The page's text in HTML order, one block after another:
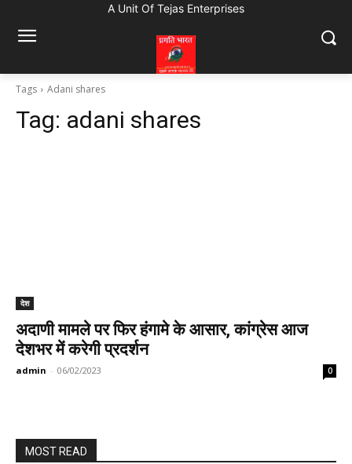
A Unit Of Tejas Enterprises
Tags Adani shares
Tag: adani shares
देश
अदाणी मामले पर फिर हंगामे के आसार, कांग्रेस आज
देशभर में करेगी प्रदर्शन
admin - 06/02/2023 0
MOST READ